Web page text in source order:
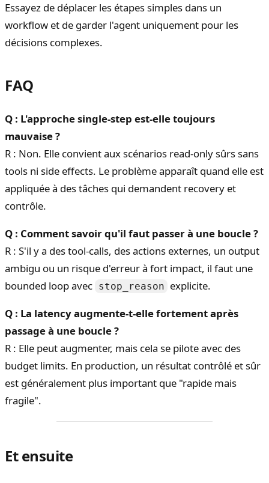
Essayez de déplacer les étapes simples dans un
workflow et de garder l'agent uniquement pour les
décisions complexes.
FAQ
Q : L'approche single-step est-elle toujours
mauvaise ?
R : Non. Elle convient aux scénarios read-only sûrs sans
tools ni side effects. Le problème apparaît quand elle est
appliquée à des tâches qui demandent recovery et
contrôle.
Q : Comment savoir qu'il faut passer à une boucle ?
R : S'il y a des tool-calls, des actions externes, un output
ambigu ou un risque d'erreur à fort impact, il faut une
bounded loop avec stop_reason explicite.
Q : La latency augmente-t-elle fortement après
passage à une boucle ?
R : Elle peut augmenter, mais cela se pilote avec des
budget limits. En production, un résultat contrôlé et sûr
est généralement plus important que "rapide mais
fragile".
Et ensuite